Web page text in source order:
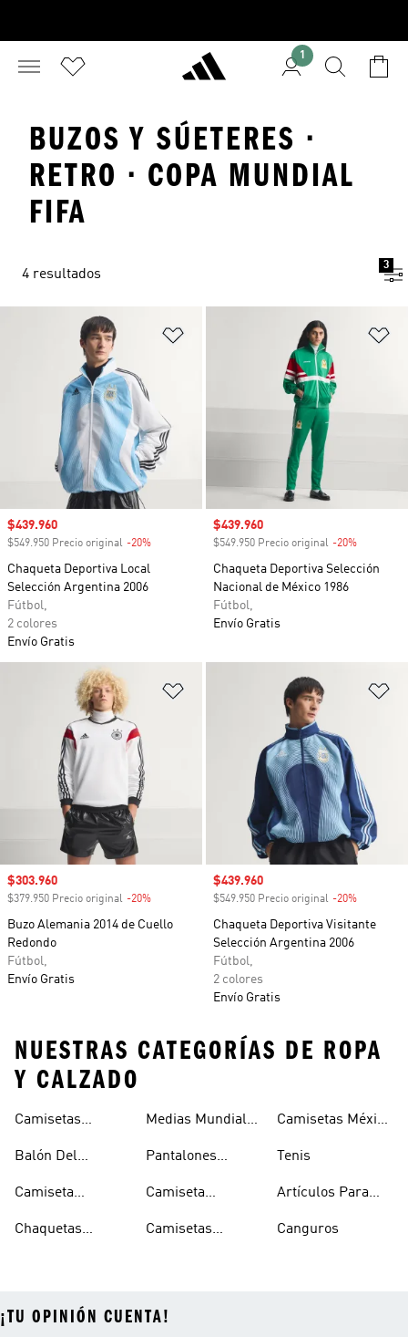
1
BUZOS Y SÚETERES ·
RETRO · COPA MUNDIAL
FIFA
4 resultados
3
Añadir a la lista de deseos
Precio de venta
$439.960
$549.950 Precio original -20%
Chaqueta Deportiva Local
Selección Argentina 2006
Fútbol,
2 colores
Envío Gratis
Precio de venta
$439.960
$549.950 Precio original -20%
Chaqueta Deportiva Selección
Nacional de México 1986
Fútbol,
Envío Gratis
Añadir a la lista de deseos
Precio de venta
$303.960
$379.950 Precio original -20%
Buzo Alemania 2014 de Cuello
Redondo
Fútbol,
Envío Gratis
Precio de venta
$439.960
$549.950 Precio original -20%
Chaqueta Deportiva Visitante
Selección Argentina 2006
Fútbol,
2 colores
Envío Gratis
NUESTRAS CATEGORÍAS DE ROPA
Y CALZADO
Camisetas
Balón Del
Camiseta
Colombia
Chaquetas
Medias Mundial
Pantalones
Camiseta
Mundial De La
Fifa 2026™
Camisetas
Mundial De La
Fifa 2026™
Camisetas México
La Fifa 2026™
Tenis
Artículos Para
Canguros
¡TU OPINIÓN CUENTA!